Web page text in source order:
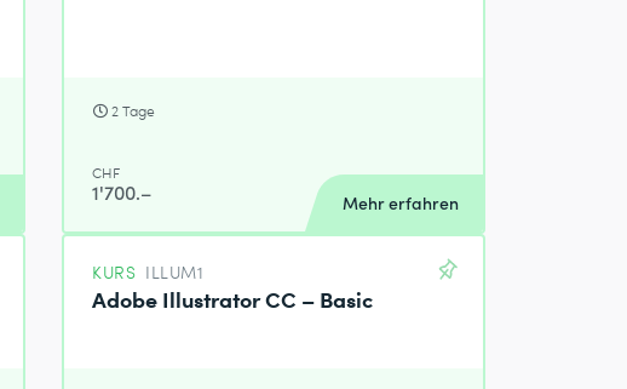
2 Tage
CHF
1'700.– Mehr erfahren
KURS ILLUM1
Adobe Illustrator CC – Basic